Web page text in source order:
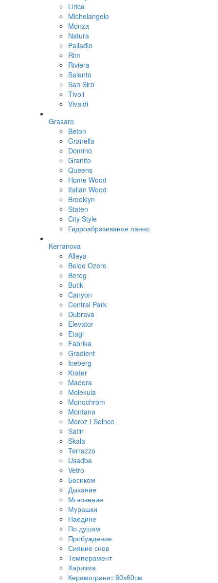
Lirica
Michelangelo
Monza
Natura
Palladio
Rim
Riviera
Salento
San Siro
Tivoli
Vivaldi
Grasaro
Beton
Granella
Domino
Granito
Queens
Home Wood
Italian Wood
Brooklyn
Staten
City Style
Гидроабразиваное панно
Kerranova
Alleya
Beloe Ozero
Bereg
Butik
Canyon
Central Park
Dubrava
Elevator
Etagi
Fabrika
Gradient
Iceberg
Krater
Madera
Molekula
Monochrom
Montana
Moroz I Solnce
Satin
Skala
Terrazzo
Usadba
Vetro
Босиком
Дыхание
Мгновение
Мурашки
Наедине
По душам
Пробуждение
Сияние снов
Темперамент
Харизма
Керамогранит 60х60см